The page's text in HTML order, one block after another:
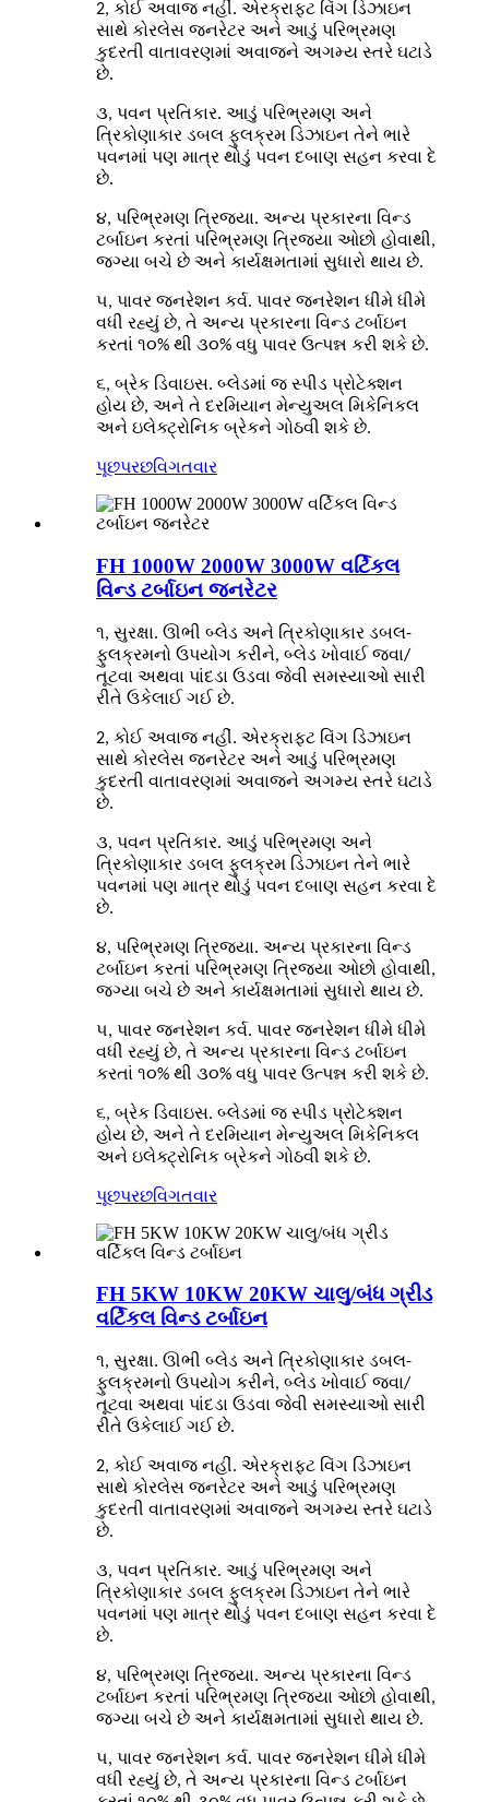
2, કોઈ અવાજ નહીં. એરક્રાફ્ટ વિંગ ડિઝાઇન
સાથે કોરલેસ જનરેટર અને આડું પરિભ્રમણ
કુદરતી વાતાવરણમાં અવાજને અગમ્ય સ્તરે ઘટાડે
છે.
૩, પવન પ્રતિકાર. આડું પરિભ્રમણ અને
ત્રિકોણાકાર ડબલ ફુલક્રમ ડિઝાઇન તેને ભારે
પવનમાં પણ માત્ર થોડું પવન દબાણ સહન કરવા દે
છે.
૪, પરિભ્રમણ ત્રિજ્યા. અન્ય પ્રકારના વિન્ડ
ટર્બાઇન કરતાં પરિભ્રમણ ત્રિજ્યા ઓછો હોવાથી,
જગ્યા બચે છે અને કાર્યક્ષમતામાં સુધારો થાય છે.
૫, પાવર જનરેશન કર્વ. પાવર જનરેશન ધીમે ધીમે
વધી રહ્યું છે, તે અન્ય પ્રકારના વિન્ડ ટર્બાઇન
કરતાં ૧૦% થી ૩૦% વધુ પાવર ઉત્પન્ન કરી શકે છે.
૬, બ્રેક ડિવાઇસ. બ્લેડમાં જ સ્પીડ પ્રોટેક્શન
હોય છે, અને તે દરમિયાન મેન્યુઅલ મિકેનિકલ
અને ઇલેક્ટ્રોનિક બ્રેકને ગોઠવી શકે છે.
પૂછપરછવિગતવાર
FH 1000W 2000W 3000W વર્ટિકલ
વિન્ડ ટર્બાઇન જનરેટર
૧, સુરક્ષા. ઊભી બ્લેડ અને ત્રિકોણાકાર ડબલ-
ફુલક્રમનો ઉપયોગ કરીને, બ્લેડ ખોવાઈ જવા/
તૂટવા અથવા પાંદડા ઉડવા જેવી સમસ્યાઓ સારી
રીતે ઉકેલાઈ ગઈ છે.
2, કોઈ અવાજ નહીં. એરક્રાફ્ટ વિંગ ડિઝાઇન
સાથે કોરલેસ જનરેટર અને આડું પરિભ્રમણ
કુદરતી વાતાવરણમાં અવાજને અગમ્ય સ્તરે ઘટાડે
છે.
૩, પવન પ્રતિકાર. આડું પરિભ્રમણ અને
ત્રિકોણાકાર ડબલ ફુલક્રમ ડિઝાઇન તેને ભારે
પવનમાં પણ માત્ર થોડું પવન દબાણ સહન કરવા દે
છે.
૪, પરિભ્રમણ ત્રિજ્યા. અન્ય પ્રકારના વિન્ડ
ટર્બાઇન કરતાં પરિભ્રમણ ત્રિજ્યા ઓછો હોવાથી,
જગ્યા બચે છે અને કાર્યક્ષમતામાં સુધારો થાય છે.
૫, પાવર જનરેશન કર્વ. પાવર જનરેશન ધીમે ધીમે
વધી રહ્યું છે, તે અન્ય પ્રકારના વિન્ડ ટર્બાઇન
કરતાં ૧૦% થી ૩૦% વધુ પાવર ઉત્પન્ન કરી શકે છે.
૬, બ્રેક ડિવાઇસ. બ્લેડમાં જ સ્પીડ પ્રોટેક્શન
હોય છે, અને તે દરમિયાન મેન્યુઅલ મિકેનિકલ
અને ઇલેક્ટ્રોનિક બ્રેકને ગોઠવી શકે છે.
પૂછપરછવિગતવાર
FH 5KW 10KW 20KW ચાલુ/બંધ ગ્રીડ
વર્ટિકલ વિન્ડ ટર્બાઇન
૧, સુરક્ષા. ઊભી બ્લેડ અને ત્રિકોણાકાર ડબલ-
ફુલક્રમનો ઉપયોગ કરીને, બ્લેડ ખોવાઈ જવા/
તૂટવા અથવા પાંદડા ઉડવા જેવી સમસ્યાઓ સારી
રીતે ઉકેલાઈ ગઈ છે.
2, કોઈ અવાજ નહીં. એરક્રાફ્ટ વિંગ ડિઝાઇન
સાથે કોરલેસ જનરેટર અને આડું પરિભ્રમણ
કુદરતી વાતાવરણમાં અવાજને અગમ્ય સ્તરે ઘટાડે
છે.
૩, પવન પ્રતિકાર. આડું પરિભ્રમણ અને
ત્રિકોણાકાર ડબલ ફુલક્રમ ડિઝાઇન તેને ભારે
પવનમાં પણ માત્ર થોડું પવન દબાણ સહન કરવા દે
છે.
૪, પરિભ્રમણ ત્રિજ્યા. અન્ય પ્રકારના વિન્ડ
ટર્બાઇન કરતાં પરિભ્રમણ ત્રિજ્યા ઓછો હોવાથી,
જગ્યા બચે છે અને કાર્યક્ષમતામાં સુધારો થાય છે.
૫, પાવર જનરેશન કર્વ. પાવર જનરેશન ધીમે ધીમે
વધી રહ્યું છે, તે અન્ય પ્રકારના વિન્ડ ટર્બાઇન